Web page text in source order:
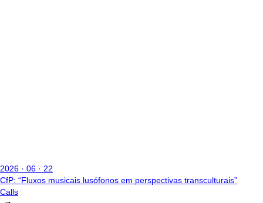
2026 · 06 · 22
CfP: “Fluxos musicais lusófonos em perspectivas transculturais”
Calls